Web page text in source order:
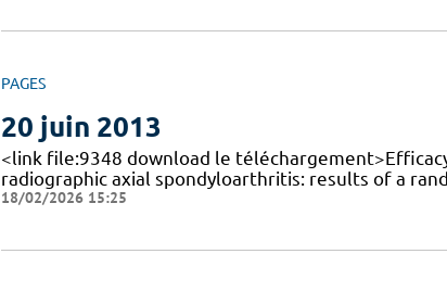
PAGES
20 juin 2013
<link file:9348 download le
radiographic axial spondyloarthritis: results of a
18/02/2026 15:25